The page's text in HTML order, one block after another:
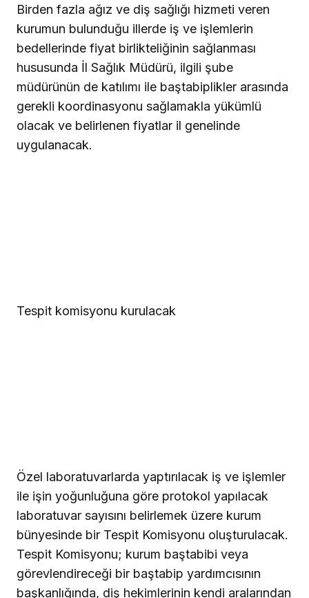
Birden fazla ağız ve diş sağlığı hizmeti veren
kurumun bulunduğu illerde iş ve işlemlerin
bedellerinde fiyat birlikteliğinin sağlanması
hususunda İl Sağlık Müdürü, ilgili şube
müdürünün de katılımı ile baştabiplikler arasında
gerekli koordinasyonu sağlamakla yükümlü
olacak ve belirlenen fiyatlar il genelinde
uygulanacak.
Tespit komisyonu kurulacak
Özel laboratuvarlarda yaptırılacak iş ve işlemler
ile işin yoğunluğuna göre protokol yapılacak
laboratuvar sayısını belirlemek üzere kurum
bünyesinde bir Tespit Komisyonu oluşturulacak.
Tespit Komisyonu; kurum baştabibi veya
görevlendireceği bir baştabip yardımcısının
başkanlığında, diş hekimlerinin kendi aralarından